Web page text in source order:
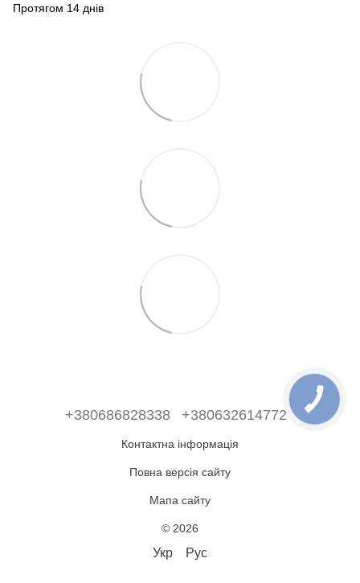
Протягом 14 днів
+380686828338 +380632614772
Контактна інформація
Повна версія сайту
Мапа сайту
© 2026
Укр Рус